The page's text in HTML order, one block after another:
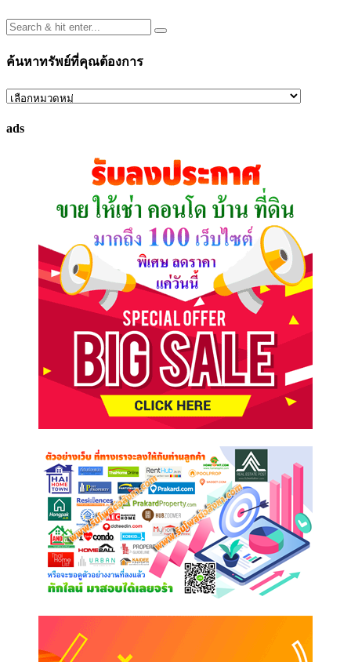
ค้นหาทรัพย์ที่คุณต้องการ
ค้นหา
ที่
ads